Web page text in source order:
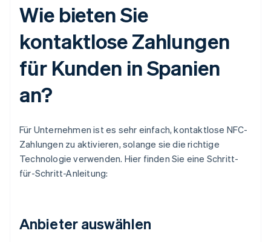
Wie bieten Sie
kontaktlose Zahlungen
für Kunden in Spanien
an?
Für Unternehmen ist es sehr einfach, kontaktlose NFC-
Zahlungen zu aktivieren, solange sie die richtige
Technologie verwenden. Hier finden Sie eine Schritt-
für-Schritt-Anleitung:
Anbieter auswählen